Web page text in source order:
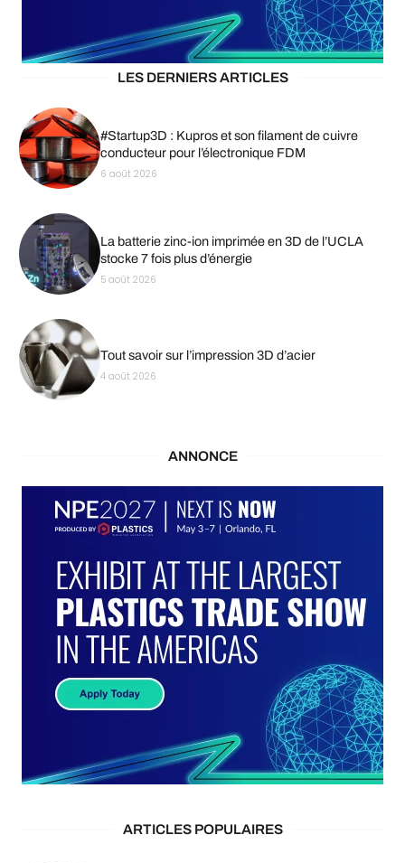
LES DERNIERS ARTICLES
#Startup3D : Kupros et son filament de cuivre
conducteur pour l’électronique FDM
6 août 2026
La batterie zinc-ion imprimée en 3D de l’UCLA
stocke 7 fois plus d’énergie
5 août 2026
Tout savoir sur l’impression 3D d’acier
4 août 2026
ANNONCE
ARTICLES POPULAIRES